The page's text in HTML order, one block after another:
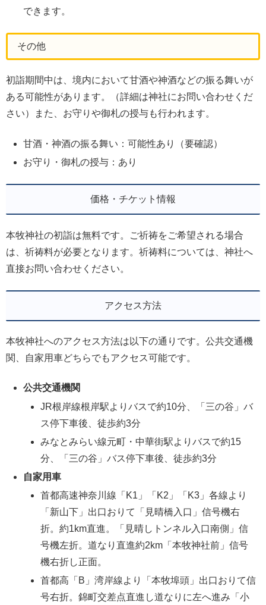
できます。
その他
初詣期間中は、境内において甘酒や神酒などの振る舞いが
ある可能性があります。（詳細は神社にお問い合わせくだ
さい）また、お守りや御札の授与も行われます。
甘酒・神酒の振る舞い：可能性あり（要確認）
お守り・御札の授与：あり
価格・チケット情報
本牧神社の初詣は無料です。ご祈祷をご希望される場合
は、祈祷料が必要となります。祈祷料については、神社へ
直接お問い合わせください。
アクセス方法
本牧神社へのアクセス方法は以下の通りです。公共交通機
関、自家用車どちらでもアクセス可能です。
公共交通機関
JR根岸線根岸駅よりバスで約10分、「三の谷」バ
ス停下車後、徒歩約3分
みなとみらい線元町・中華街駅よりバスで約15
分、「三の谷」バス停下車後、徒歩約3分
自家用車
首都高速神奈川線「K1」「K2」「K3」各線より
「新山下」出口おりて「見晴橋入口」信号機右
折。約1km直進。「見晴しトンネル入口南側」信
号機左折。道なり直進約2km「本牧神社前」信号
機右折し正面。
首都高「B」湾岸線より「本牧埠頭」出口おりて信
号右折。錦町交差点直進し道なりに左へ進み「小